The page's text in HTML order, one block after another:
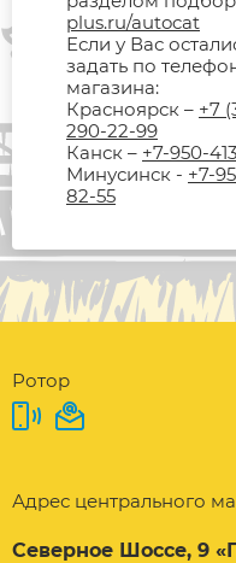
plus.ru/autocat
Если у Вас
задать по
магазина:
Красноярск – +7
290-22-99
Канск – +7-950-
Минусинск - +7-
82-55
Ротор
Адрес центрального
Северное Шоссе, 9